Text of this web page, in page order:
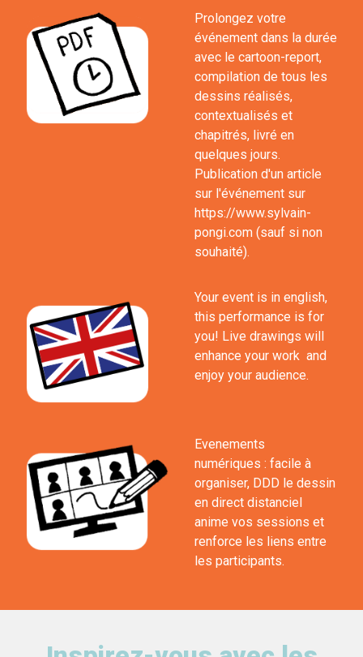
Prolongez votre
événement dans la durée
avec le cartoon-report,
compilation de tous les
dessins réalisés,
contextualisés et
chapitrés, livré en
quelques jours.
Publication d'un article
sur l'événement sur
https://www.sylvain-
pongi.com (sauf si non
souhaité).
Your event is in english,
this performance is for
you! Live drawings will
enhance your work and
enjoy your audience.
Evenements
numériques : facile à
organiser, DDD le dessin
en direct distanciel
anime vos sessions et
renforce les liens entre
les participants.